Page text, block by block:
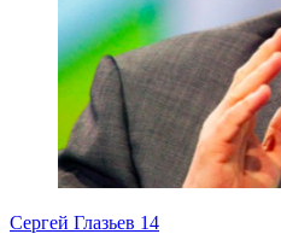
Сергей Глазьев 14